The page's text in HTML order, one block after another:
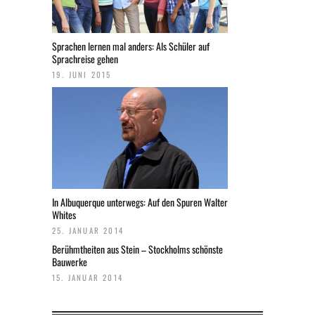
Sprachen lernen mal anders: Als Schüler auf
Sprachreise gehen
19. JUNI 2015
In Albuquerque unterwegs: Auf den Spuren Walter
Whites
25. JANUAR 2014
Berühmtheiten aus Stein – Stockholms schönste
Bauwerke
15. JANUAR 2014